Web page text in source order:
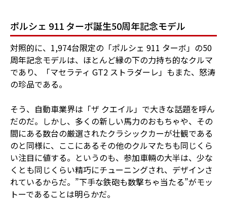
ポルシェ 911 ターボ誕生50周年記念モデル
対照的に、1,974台限定の「ポルシェ 911 ターボ」の50
周年記念モデルは、ほとんど縁の下の力持ち的なクルマ
であり、「マセラティ GT2 ストラダーレ」もまた、怒涛
の珍品である。
そう、自動車業界は「ザ クエイル」で大きな話題を呼ん
だのだ。しかし、多くの新しい馬力のおもちゃや、その
間にある数台の厳選されたクラシックカーが壮観である
のと同様に、ここにあるその他のクルマたちも同じくら
い注目に値する。というのも、参加車輛の大半は、少な
くとも同じくらい精巧にチューニングされ、デザインさ
れているからだ。”下手な鉄砲も数撃ちゃ当たる”がモッ
トーであることは明らかだ。